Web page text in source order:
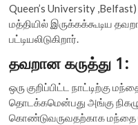
Queen’s University
மத்தியில் இருக்கக்கூடிய
பட்டியலிடுகிறார்.
தவறான கருத்து 1:
ஒரு குறிப்பிட்ட நாட்டிற்கு
தொடக்கமென்பது அங்கு
கொண்டுவருவதற்காக மந்தை